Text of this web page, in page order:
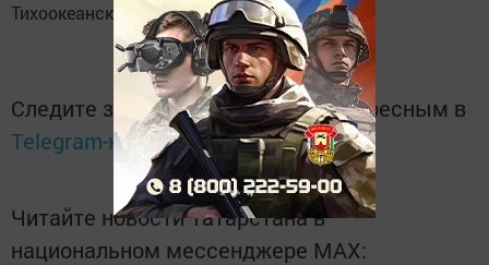
Тихоокеанского флота
Следите за самым важным и интересным в
Telegram-каналеТатмедиа
Читайте новости Татарстана в
национальном мессенджере MАХ: